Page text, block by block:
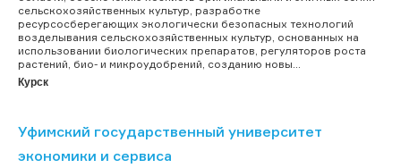
сельскохозяйственных культур, разработке
ресурсосберегающих экологически безопасных технологий
возделывания сельскохозяйственных культур, основанных на
использовании биологических препаратов, регуляторов роста
растений, био- и микроудобрений, созданию новы...
Курск
Уфимский государственный университет
экономики и сервиса